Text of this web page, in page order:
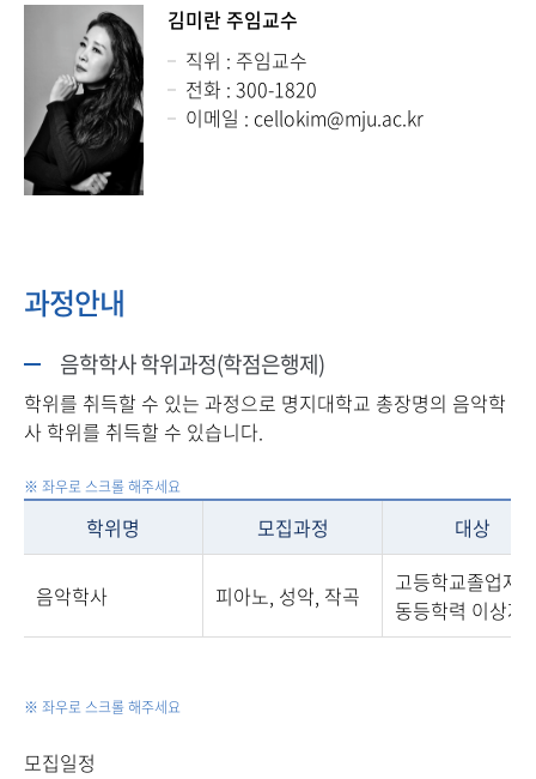
김미란 주임교수
직위 : 주임교수
전화 : 300-1820
이메일 : cellokim@mju.ac.kr
과정안내
음학학사 학위과정(학점은행제)
학위를 취득할 수 있는 과정으로 명지대학교 총장명의 음악학
사 학위를 취득할 수 있습니다.
학위명 모집과정 대상
음악학사 피아노, 성악, 작곡
고등학교졸업자
동등학력 이상자
모집일정